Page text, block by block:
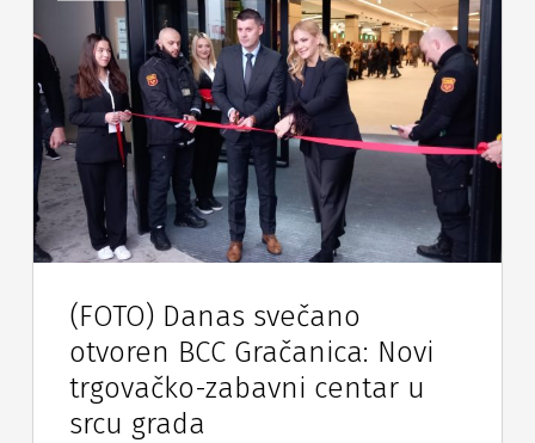
(FOTO) Danas svečano
otvoren BCC Gračanica: Novi
trgovačko-zabavni centar u
srcu grada